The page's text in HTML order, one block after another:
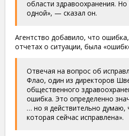
области здравоохранения.
одной», — сказал он.
Агентство добавило, что
отчетах о ситуации, была
Отвечая на вопрос об
Флао, один из директоров
общественного
ошибка. Это определенно
… но я действительно думаю,
которая сейчас исправлена».